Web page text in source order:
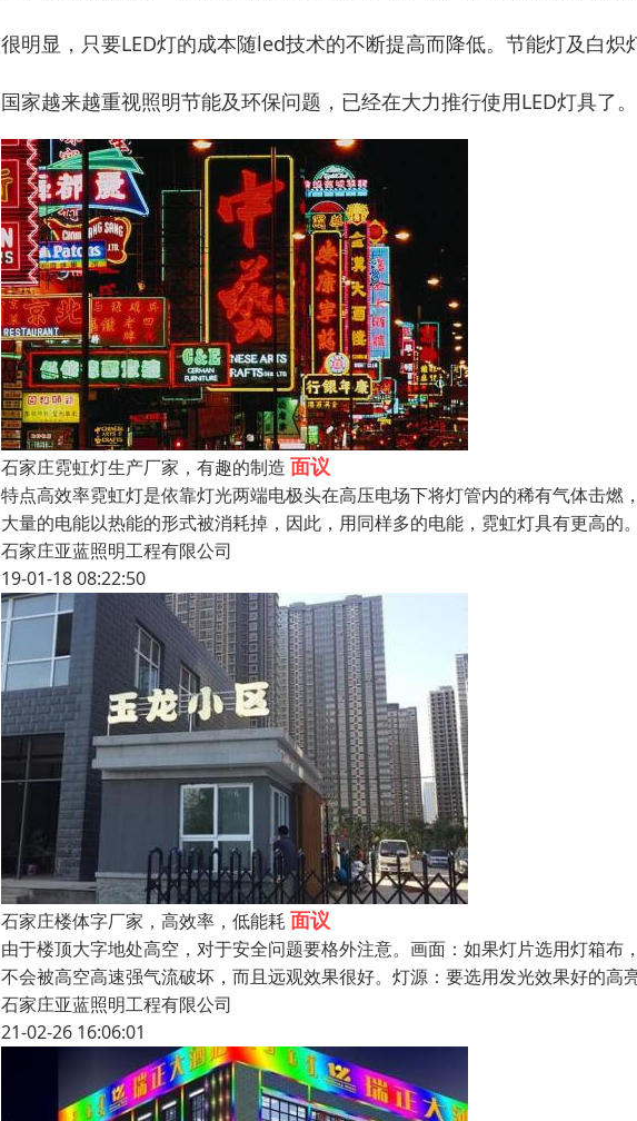
很明显，只要LED灯的成本随led技术的不断提高而降低。节能灯及白炽
国家越来越重视照明节能及环保问题，已经在大力推行使用LED灯具了。
石家庄霓虹灯生产厂家，有趣的制造 面议
特点高效率霓虹灯是依靠灯光两端电极头在高压电场下将灯管内的稀有气体击
大量的电能以热能的形式被消耗掉，因此，用同样多的电能，霓虹灯具有更高
石家庄亚蓝照明工程有限公司
19-01-18 08:22:50
石家庄楼体字厂家，高效率，低能耗 面议
由于楼顶大字地处高空，对于安全问题要格外注意。画面：如果灯片选用灯箱
不会被高空高速强气流破坏，而且远观效果很好。灯源：要选用发光效果好的
石家庄亚蓝照明工程有限公司
21-02-26 16:06:01